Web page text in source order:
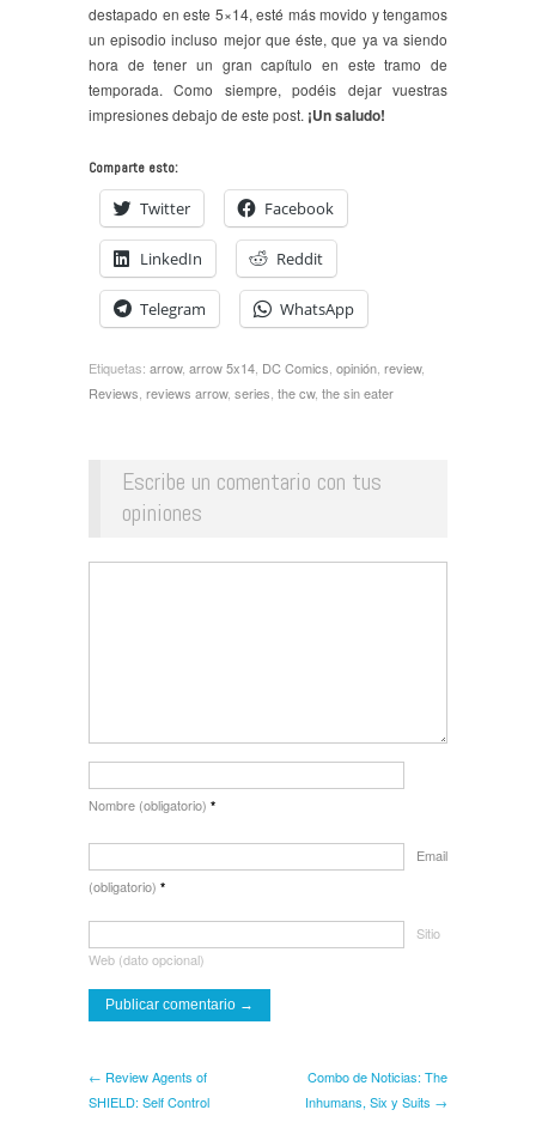
destapado en este 5×14, esté más movido y tengamos
un episodio incluso mejor que éste, que ya va siendo
hora de tener un gran capítulo en este tramo de
temporada. Como siempre, podéis dejar vuestras
impresiones debajo de este post. ¡Un saludo!
Comparte esto:
Twitter Facebook
LinkedIn Reddit
Telegram WhatsApp
Etiquetas: arrow, arrow 5x14 DC Comics opinión review,
Reviews reviews arrow, series the cw, the sin eater
Escribe un comentario con tus
opiniones
Nombre (obligatorio) *
Email
(obligatorio) *
Sitio
Web (dato opcional)
← Review Agents of
SHIELD: Self Control
Combo de Noticias: The
Inhumans, Six y Suits →